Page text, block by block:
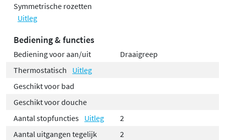
Symmetrische rozetten
Uitleg
Bediening & functies
Bediening voor aan/uit
Draaigreep
Thermostatisch
Uitleg
Geschikt voor bad
Geschikt voor douche
Aantal stopfuncties Uitleg
2
Aantal uitgangen tegelijk
2